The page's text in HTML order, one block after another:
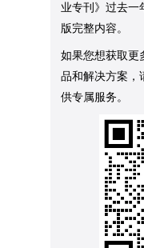
业专刊》过去一
版完整内容。
如果您想获取更
品和解决方案，
供专属服务。